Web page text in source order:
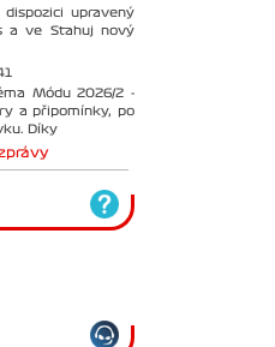
upravený
a ve Stahuj nový
Módu 2026/2 -
a připomínky, po
Díky